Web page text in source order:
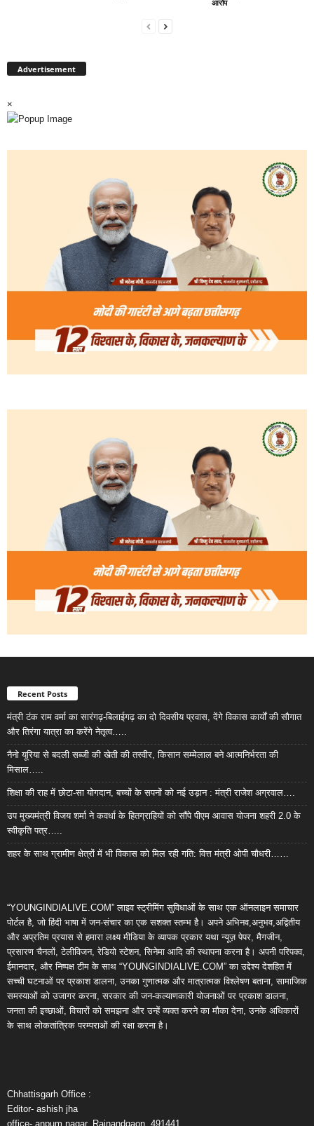
आरोप
Advertisement
×
Recent Posts
मंत्री टंक राम वर्मा का सारंगढ़-बिलाईगढ़ का दो दिवसीय प्रवास, देंगे विकास कार्यों की सौगात
और तिरंगा यात्रा का करेंगे नेतृत्व…..
नैनो यूरिया से बदली सब्जी की खेती की तस्वीर, किसान सम्मेलाल बने आत्मनिर्भरता की
मिसाल…..
शिक्षा की राह में छोटा-सा योगदान, बच्चों के सपनों को नई उड़ान : मंत्री राजेश अग्रवाल….
उप मुख्यमंत्री विजय शर्मा ने कवर्धा के हितग्राहियों को सौंपे पीएम आवास योजना शहरी 2.0 के
स्वीकृति पत्र…..
शहर के साथ ग्रामीण क्षेत्रों में भी विकास को मिल रही गति: वित्त मंत्री ओपी चौधरी……
“YOUNGINDIALIVE.COM” लाइव स्ट्रीमिंग सुविधाओं के साथ एक ऑनलाइन समाचार
पोर्टल है, जो हिंदी भाषा में जन-संचार का एक सशक्त स्तम्भ है। अपने अभिनव,अनुभव,अद्वितीय
और अप्रतिम प्रयास से हमारा लक्ष्य मीडिया के व्यापक प्रकार यथा न्यूज़ पेपर, मैगजीन,
प्रसारण चैनलों, टेलीविजन, रेडियो स्टेशन, सिनेमा आदि की स्थापना करना है। अपनी परिपक्व,
ईमानदार, और निष्पक्ष टीम के साथ “YOUNGINDIALIVE.COM” का उद्देश्य देशहित में
सच्ची घटनाओं पर प्रकाश डालना, उनका गुणात्मक और मात्रात्मक विश्लेषण बताना, सामाजिक
समस्याओं को उजागर करना, सरकार की जन-कल्याणकारी योजनाओं पर प्रकाश डालना,
जनता की इच्छाओं, विचारों को समझना और उन्हें व्यक्त करने का मौका देना, उनके अधिकारों
के साथ लोकतांत्रिक परम्पराओं की रक्षा करना है।
Chhattisgarh Office :
Editor- ashish jha
office- anpum nagar, Rajnandgaon, 491441